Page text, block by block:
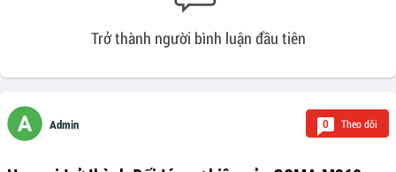
Trở thành người bình luận đầu tiên
Admin 0 Theo dõi